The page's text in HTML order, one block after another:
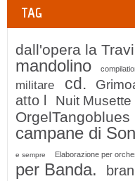
TAG
dall'opera la
mandolino
militare
cd.
atto l
Nuit Musette
OrgelTangoblues
campane di
e sempre Elaborazione per
per Banda.